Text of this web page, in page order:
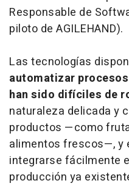
Responsable de
piloto de AGILEHAND).
Las tecnologías
automatizar
han sido difíciles de
naturaleza delicada y
productos —como
alimentos frescos—, y
integrarse fácilmente
producción ya